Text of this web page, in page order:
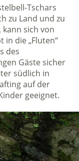
Tschars
zu Land und zu
sich von
die „Fluten“
des
Gäste sicher
südlich in
auf der
geeignet.